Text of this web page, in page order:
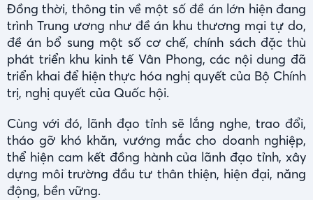
Đồng thời, thông tin về một số đề án lớn hiện đang
trình Trung ương như đề án khu thương mại tự do,
đề án bổ sung một số cơ chế, chính sách đặc thù
phát triển khu kinh tế Vân Phong, các nội dung đã
triển khai để hiện thực hóa nghị quyết của Bộ Chính
trị, nghị quyết của Quốc hội.
Cùng với đó, lãnh đạo tỉnh sẽ lắng nghe, trao đổi,
tháo gỡ khó khăn, vướng mắc cho doanh nghiệp,
thể hiện cam kết đồng hành của lãnh đạo tỉnh, xây
dựng môi trường đầu tư thân thiện, hiện đại, năng
động, bền vững.